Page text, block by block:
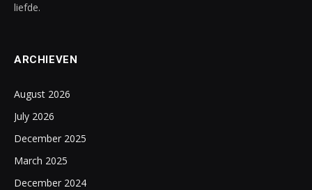
liefde.
ARCHIEVEN
August 2026
July 2026
December 2025
March 2025
December 2024